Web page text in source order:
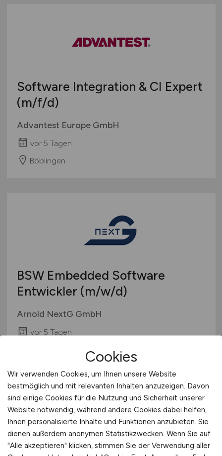
Software Integration & CI Expert
(m/f/d)
Advantest Europe GmbH
vor 5 Tagen
Böblingen
BSW Embedded Software
Entwickler (m/w/d)
Arnold NextG GmbH
vor 5 Tagen
Cookies
Wir verwenden Cookies, um Ihnen unsere Website
bestmöglich und mit relevanten Inhalten anzuzeigen. Davon
sind einige Cookies für die Nutzung und Sicherheit unserer
Website notwendig, während andere Cookies dabei helfen,
Ihnen personalisierte Inhalte und Funktionen anzubieten. Sie
dienen außerdem anonymen Statistikzwecken. Wenn Sie auf
"Alle akzeptieren" klicken, stimmen Sie der Verwendung aller